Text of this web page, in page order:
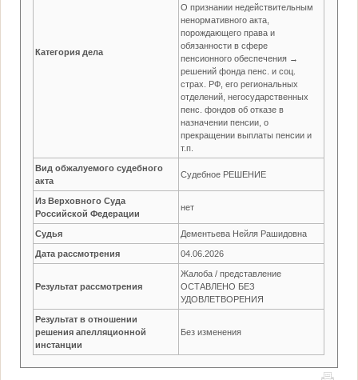
Категория дела
О признании недействительным
ненормативного акта,
порождающего права и
обязанности в сфере
пенсионного обеспечения →
решений фонда пенс. и соц.
страх. РФ, его региональных
отделений, негосударственных
пенс. фондов об отказе в
назначении пенсии, о
прекращении выплаты пенсии и
т.п.
Вид обжалуемого судебного
акта
Судебное РЕШЕНИЕ
Из Верховного Суда
Российской Федерации
нет
Судья Дементьева Нейля Рашидовна
Дата рассмотрения 04.06.2026
Результат рассмотрения
Жалоба / представление
ОСТАВЛЕНО БЕЗ
УДОВЛЕТВОРЕНИЯ
Результат в отношении
решения апелляционной
инстанции
Без изменения